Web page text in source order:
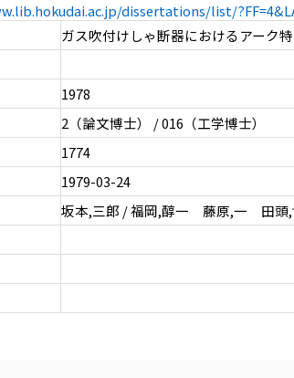
dissertations/list/
ガス吹付けしゃ断器におけるアーク
1978
2（論文博士） / 016（工学博士）
1774
1979-03-24
坂本,三郎 / 福岡,醇一 藤原,一 田頭,